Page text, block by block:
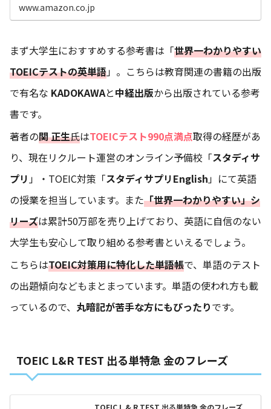
www.amazon.co.jp
まず大学生におすすめする参考書は「世界一わかりやすい
TOEICテストの英単語」。こちらは教育関連の書籍の出版
で有名な KADOKAWAと中経出版から出版されている参考
書です。
著者の関 正生氏はTOEICテスト990点満点取得の経歴があ
り、現在リクルート運営のオンライン予備校「スタディサ
プリ」・TOEIC対策「スタディサプリEnglish」にて英語
の授業を担当しています。また「世界一わかりやすい」シ
リーズは累計50万部を売り上げており、英語に自信のない
大学生も安心して取り組める参考書といえるでしょう。
こちらはTOEIC対策用に特化した単語帳で、単語のテスト
の出題傾向などもまとまっています。単語の使われ方も載
っているので、 丸暗記が苦手な方にもぴったりです。
TOEIC L&R TEST 出る単特急 金のフレーズ
TOEIC L & R TEST 出る単特急 金のフレーズ